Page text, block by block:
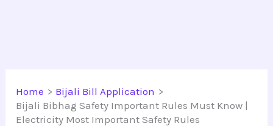
Home
Bijali Bill Application
Bijali Bibhag Safety Important Rules Must Know |
Electricity Most Important Safety Rules